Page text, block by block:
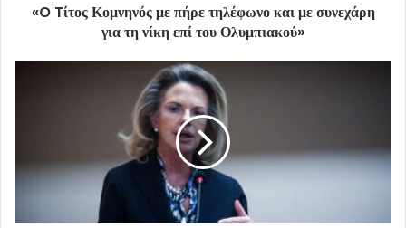
«O Tίτος Κομνηνός με πήρε τηλέφωνο και με συνεχάρη
για τη νίκη επί του Ολυμπιακού»